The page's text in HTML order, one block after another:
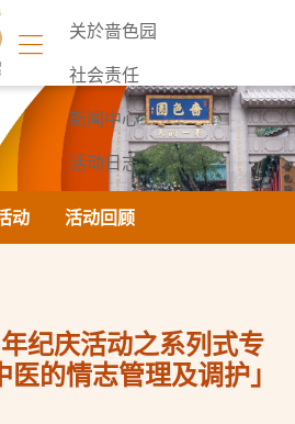
关於啬色园
社会责任
新闻中心
活动日志
联络我们
动 活动回顾
纪庆活动之系列式专
的情志管理及调护」